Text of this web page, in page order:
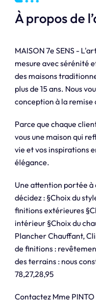
À propos de
MAISON 7e SENS -
mesure avec sérénité
des maisons
plus de 15 ans. Nous
conception à la remise
Parce que chaque
vous une maison qui
vie et vos inspirations
élégance.
Une attention portée à
décidez : §Choix du
finitions extérieures
intérieur §Choix du
Plancher Chauffant,
de finitions :
des terrains : nous
78,27,28,95
Contactez Mme PINTO